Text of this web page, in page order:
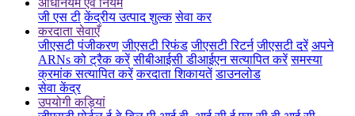
अधिनियम एवं नियम
जी एस टी केंद्रीय उत्पाद शुल्क सेवा कर
करदाता सेवाएँ
जीएसटी पंजीकरण जीएसटी रिफंड जीएसटी रिटर्न जीएसटी दरें अपने
ARNs को ट्रैक करें सीबीआईसी डीआईएन सत्यापित करें समस्या
क्रमांक सत्यापित करें करदाता शिकायतें डाउनलोड
सेवा केंद्र
उपयोगी कड़ियां